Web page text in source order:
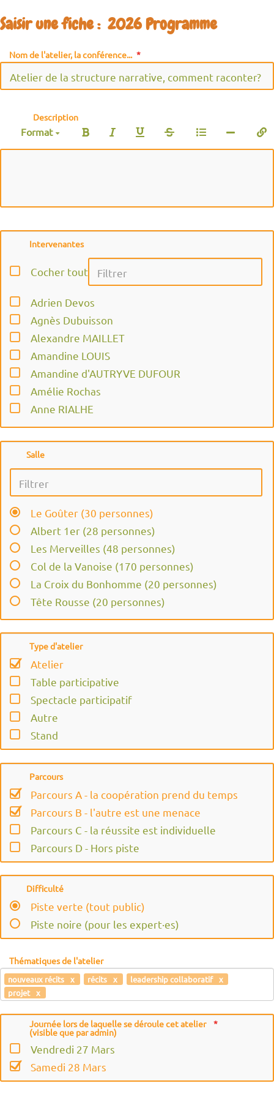
Saisir une fiche : 2026 Programme
Nom de l'atelier, la conférence...
Description
Format
Intervenantes
Cocher tout
Adrien Devos
Agnès Dubuisson
Alexandre MAILLET
Amandine LOUIS
Amandine d'AUTRYVE DUFOUR
Amélie Rochas
Anne RIALHE
Anne-Laure BÔ
Anne-Lise Franquemagne
Audrey ARNAUD
Aurore Bui
Betty SCHADT MINELLI
CLARA FRANCO
Camille le Chatelier
Camille Mauguier
Caroline Fusil
Cedric Henon
Chloé Guy
Chloé TEMPLIER
Constance BINARD
Constance Freté
David Dräyer
Dominique HEBERT
Elsa Brindazur
Emilie ANGELIN
Emmanuel GROSSETETE
Eric Favre
Estelle Philippe
Florent Gaudin
Franck Obadia
François Schmitt
Gatien Bataille
Geneviève Cyvoct
Hugo PAUL
Héloïse de Bokay
Isabelle CLOUET
Jean Louis Hofbauer
Jean-Michel Cornu
Jeff des écolohumanistes
Jimy Berçon
Julie Delmas Orgelet
Julien Niord
Laetitia Meignan
Salle
Le Goûter (30 personnes)
Albert 1er (28 personnes)
Les Merveilles (48 personnes)
Col de la Vanoise (170 personnes)
La Croix du Bonhomme (20 personnes)
Tête Rousse (20 personnes)
Le Glacier Blanc (40 personnes)
Peclet Polset (26 personnes)
Les Ecrins (26 personnes)
Les Drayères (26 personnes)
L'Etendard (40 personnes)
Le Viso (18 personnes)
Ambin (10 personnes)
Extérieur (Chapiteau)
Type d'atelier
Atelier
Table participative
Spectacle participatif
Autre
Stand
Parcours
Parcours A - la coopération prend du temps
Parcours B - l'autre est une menace
Parcours C - la réussite est individuelle
Parcours D - Hors piste
Difficulté
Piste verte (tout public)
Piste noire (pour les expert·es)
Thématiques de l'atelier
nouveaux récits récits
leadership collaboratif
projet
Journée lors de laquelle se déroule cet atelier
(visible que par admin)
Vendredi 27 Mars
Samedi 28 Mars